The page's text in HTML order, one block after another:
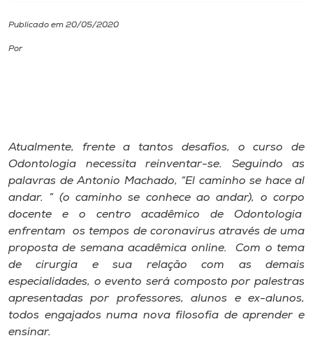
Biblioteca
Rádio
Museu
Unoesc
Publicado em 20/05/2020
Por
Atualmente, frente a tantos desafios, o curso de
Odontologia necessita reinventar-se. Seguindo as
palavras de Antonio Machado, “El caminho se hace al
andar. ” (o caminho se conhece ao andar), o corpo
docente e o centro acadêmico de Odontologia
enfrentam os tempos de coronavirus através de uma
proposta de semana acadêmica online. Com o tema
de cirurgia e sua relação com as demais
especialidades, o evento será composto por palestras
apresentadas por professores, alunos e ex-alunos,
todos engajados numa nova filosofia de aprender e
ensinar.